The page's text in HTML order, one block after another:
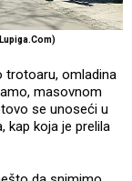
trotoaru, omladina
masovnom
se unoseći u
kap koja je prelila